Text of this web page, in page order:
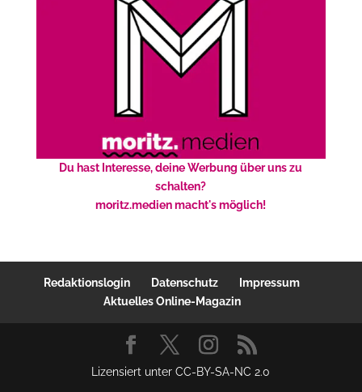
Du hast Interesse, deine Werbung über uns zu
schalten?
moritz.medien macht's möglich!
Redaktionslogin Datenschutz
Impressum
Aktuelles Online-Magazin
Lizensiert unter CC-BY-SA-NC 2.0